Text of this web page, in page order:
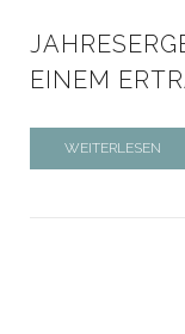
EINEM
WEITERLESEN